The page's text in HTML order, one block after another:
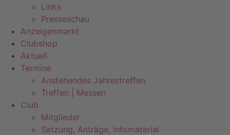
Links
Presseschau
Anzeigenmarkt
Clubshop
Aktuell
Termine
Anstehendes Jahrestreffen
Treffen | Messen
Club
Mitglieder
Satzung, Anträge, Infomaterial